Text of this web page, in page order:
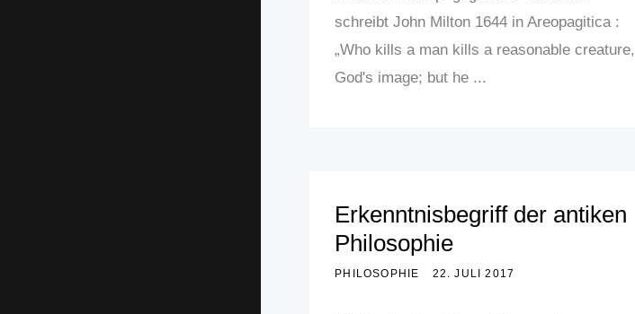
schreibt John Milton 1644 in Areopagitica :
„Who kills a man kills a reasonable creature,
God's image; but he ...
Erkenntnisbegriff der antiken
Philosophie
PHILOSOPHIE 22. JULI 2017